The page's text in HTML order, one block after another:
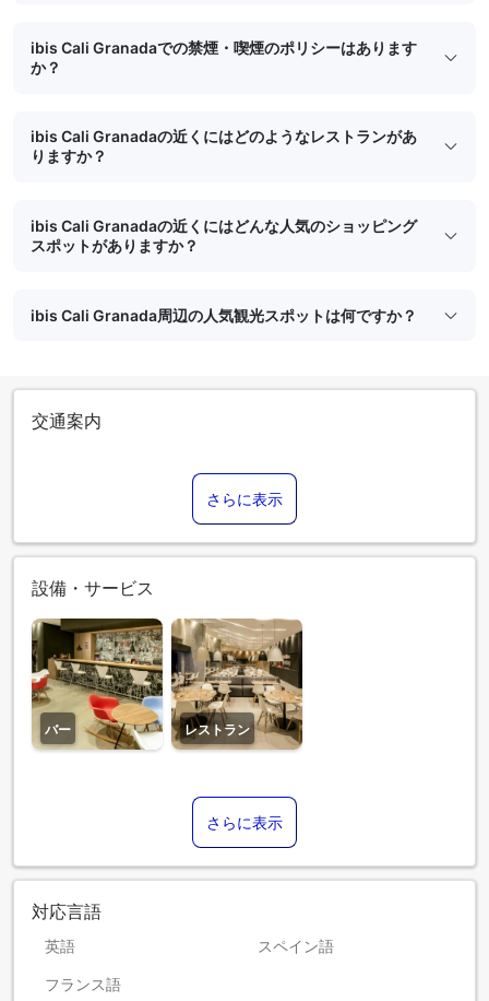
ibis Cali Granadaでの禁煙・喫煙のポリシーはあります
か？
ibis Cali Granadaの近くにはどのようなレストランがあ
りますか？
ibis Cali Granadaの近くにはどんな人気のショッピング
スポットがありますか？
ibis Cali Granada周辺の人気観光スポットは何ですか？
交通案内
さらに表示
設備・サービス
バー レストラン
さらに表示
対応言語
英語 スペイン語
フランス語